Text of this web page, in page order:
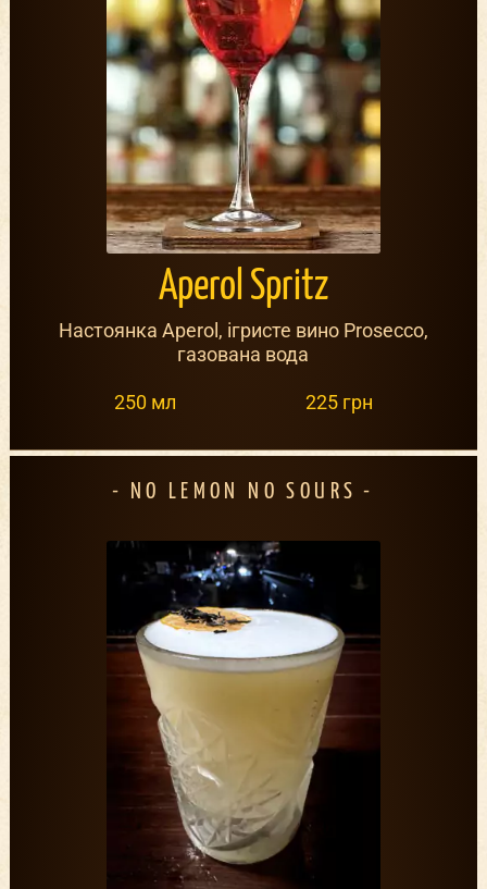
Aperol Spritz
Настоянка Aperol, ігристе вино Prosecco,
газована вода
250 мл 225 грн
NO LEMON NO SOURS